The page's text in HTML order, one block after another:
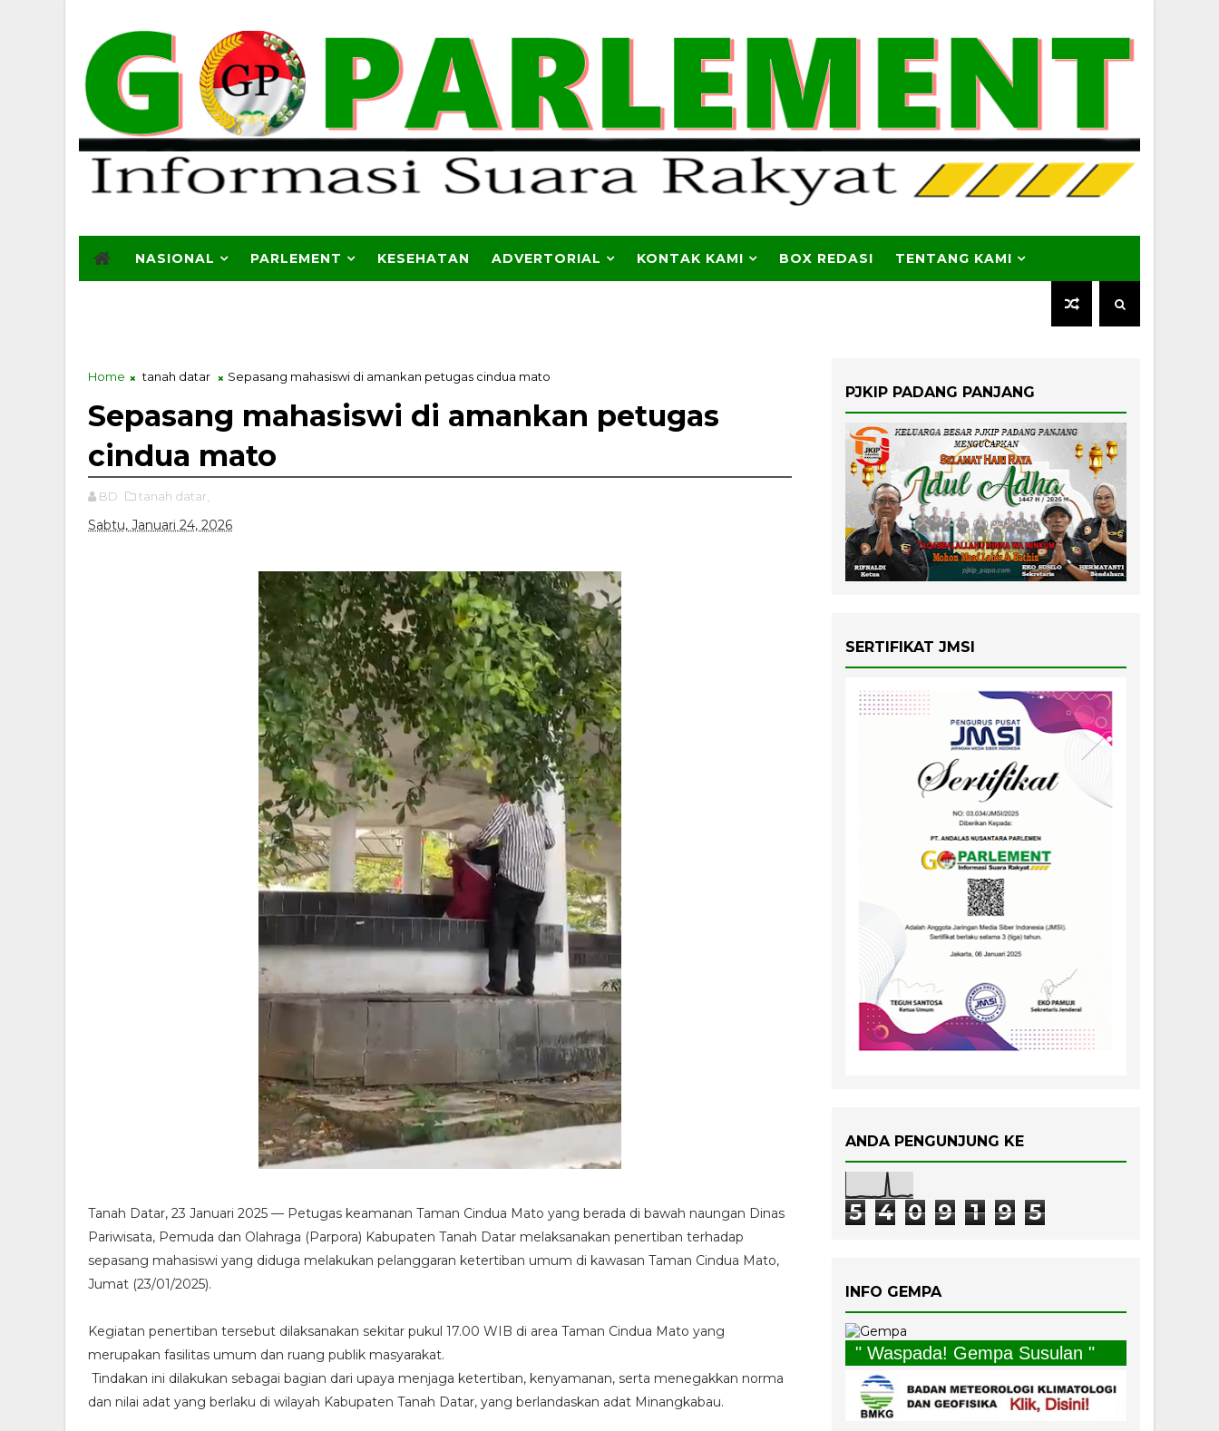
NASIONAL PARLEMENT KESEHATAN ADVERTORIAL KONTAK KAMI BOX REDASI TENTANG KAMI
Home tanah datar Sepasang mahasiswi di amankan petugas cindua mato
Sepasang mahasiswi di amankan petugas
cindua mato
BD tanah datar,
Sabtu, Januari 24, 2026
Tanah Datar, 23 Januari 2025 — Petugas keamanan Taman Cindua Mato yang berada di bawah naungan Dinas
Pariwisata, Pemuda dan Olahraga (Parpora) Kabupaten Tanah Datar melaksanakan penertiban terhadap
sepasang mahasiswi yang diduga melakukan pelanggaran ketertiban umum di kawasan Taman Cindua Mato,
Jumat (23/01/2025).
Kegiatan penertiban tersebut dilaksanakan sekitar pukul 17.00 WIB di area Taman Cindua Mato yang
merupakan fasilitas umum dan ruang publik masyarakat.
Tindakan ini dilakukan sebagai bagian dari upaya menjaga ketertiban, kenyamanan, serta menegakkan norma
dan nilai adat yang berlaku di wilayah Kabupaten Tanah Datar, yang berlandaskan adat Minangkabau.
PJKIP PADANG PANJANG
SERTIFIKAT JMSI
ANDA PENGUNJUNG KE
5 4 0 9 1 9 5
INFO GEMPA
" Waspada! Gempa Susulan "